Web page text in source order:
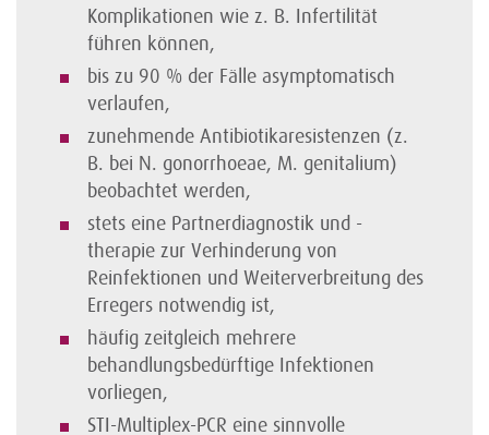
Komplikationen wie z. B. Infertilität
führen können,
bis zu 90 % der Fälle asymptomatisch
verlaufen,
zunehmende Antibiotikaresistenzen (z.
B. bei N. gonorrhoeae, M. genitalium)
beobachtet werden,
stets eine Partnerdiagnostik und -
therapie zur Verhinderung von
Reinfektionen und Weiterverbreitung des
Erregers notwendig ist,
häufig zeitgleich mehrere
behandlungsbedürftige Infektionen
vorliegen,
STI-Multiplex-PCR eine sinnvolle